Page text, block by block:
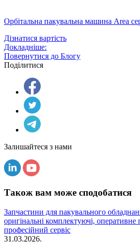
Орбітальна пакувальна машина Area
Дізнатися вартість
Докладніше:
Повернутися до Блогу
Поділитися
Залишайтеся з нами
Також вам може сподобатися
Запчастини для пакувального
оригінальні комплектуючі, оперативне
професійний сервіс
31.03.2026.